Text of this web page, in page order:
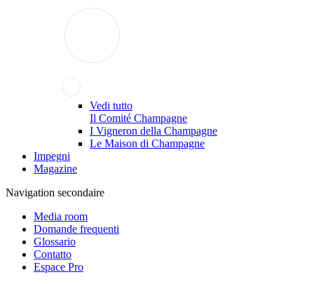
Vedi tutto
Il Comité Champagne
I Vigneron della Champagne
Le Maison di Champagne
Impegni
Magazine
Navigation secondaire
Media room
Domande frequenti
Glossario
Contatto
Espace Pro